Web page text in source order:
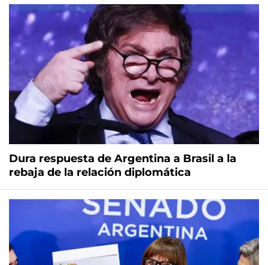
Dura respuesta de Argentina a Brasil a la
rebaja de la relación diplomática